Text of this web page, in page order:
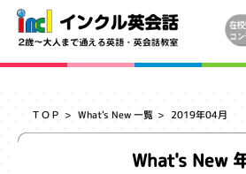
ＴＯＰ What's New 一覧 2019年04月
What's New